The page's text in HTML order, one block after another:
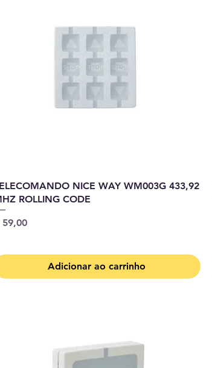
NICE WAY WM003G 433,92
ROLLING CODE
Adicionar ao carrinho